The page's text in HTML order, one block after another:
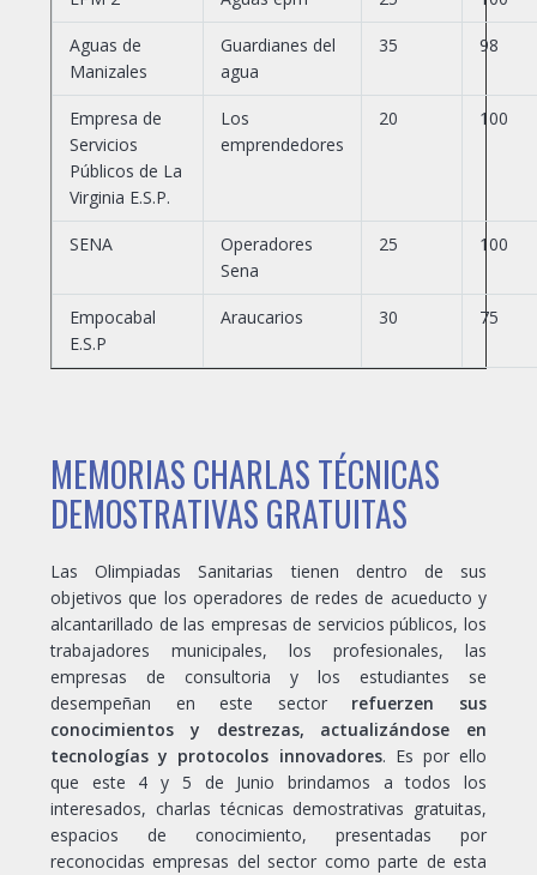
Aguas de
Manizales
Guardianes del
agua
35 98
Empresa de
Servicios
Públicos de La
Virginia E.S.P.
Los
emprendedores
20 100
SENA
Operadores
Sena
25 100
Empocabal
E.S.P
Araucarios 30 75
MEMORIAS CHARLAS TÉCNICAS
DEMOSTRATIVAS GRATUITAS
Las Olimpiadas Sanitarias tienen dentro de sus
objetivos que los operadores de redes de acueducto y
alcantarillado de las empresas de servicios públicos, los
trabajadores municipales, los profesionales, las
empresas de consultoria y los estudiantes se
desempeñan en este sector refuerzen sus
conocimientos y destrezas, actualizándose en
tecnologías y protocolos innovadores. Es por ello
que este 4 y 5 de Junio brindamos a todos los
interesados, charlas técnicas demostrativas gratuitas,
espacios de conocimiento, presentadas por
reconocidas empresas del sector como parte de esta